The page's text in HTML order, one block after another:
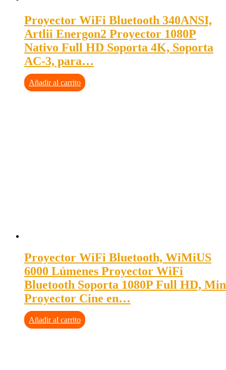
Proyector WiFi Bluetooth 340ANSI,
Artlii Energon2 Proyector 1080P
Nativo Full HD Soporta 4K, Soporta
AC-3, para…
Añadir al carrito
Proyector WiFi Bluetooth, WiMiUS
6000 Lúmenes Proyector WiFi
Bluetooth Soporta 1080P Full HD,
Proyector Cine en…
Añadir al carrito